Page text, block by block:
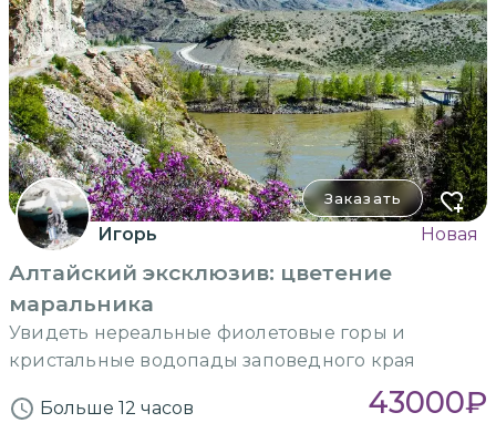
Заказать
Игорь Новая
Алтайский эксклюзив: цветение
маральника
Увидеть нереальные фиолетовые горы и
кристальные водопады заповедного края
Больше 12 часов 43000₽